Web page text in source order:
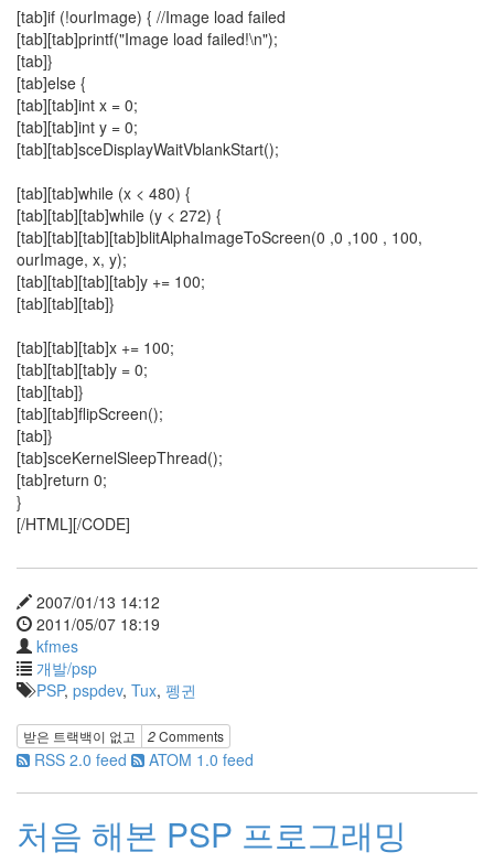
[tab]if (!ourImage) { //Image load failed
[tab][tab]printf("Image load failed!\n");
[tab]}
[tab]else {
[tab][tab]int x = 0;
[tab][tab]int y = 0;
[tab][tab]sceDisplayWaitVblankStart();
[tab][tab]while (x < 480) {
[tab][tab][tab]while (y < 272) {
[tab][tab][tab][tab]blitAlphaImageToScreen(0 ,0 ,100 , 100,
ourImage, x, y);
[tab][tab][tab][tab]y += 100;
[tab][tab][tab]}
[tab][tab][tab]x += 100;
[tab][tab][tab]y = 0;
[tab][tab]}
[tab][tab]flipScreen();
[tab]}
[tab]sceKernelSleepThread();
[tab]return 0;
}
[/HTML][/CODE]
2007/01/13 14:12
2011/05/07 18:19
kfmes
개발/psp
PSP, pspdev, Tux, 펭귄
받은 트랙백이 없고 2Comments
RSS 2.0 feed ATOM 1.0 feed
처음 해본 PSP 프로그래밍